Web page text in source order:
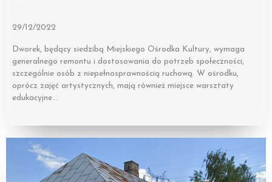
29/12/2022
Dworek, będący siedzibą Miejskiego Ośrodka Kultury, wymaga
generalnego remontu i dostosowania do potrzeb społeczności,
szczególnie osób z niepełnosprawnością ruchową. W ośrodku,
oprócz zajęć artystycznych, mają również miejsce warsztaty
edukacyjne…